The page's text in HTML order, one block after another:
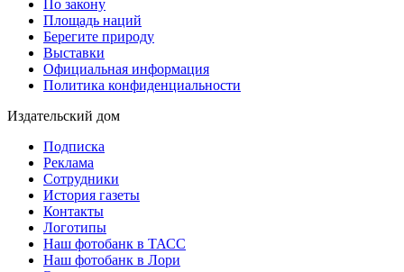
По закону
Площадь наций
Берегите природу
Выставки
Официальная информация
Политика конфиденциальности
Издательский дом
Подписка
Реклама
Сотрудники
История газеты
Контакты
Логотипы
Наш фотобанк в ТАСС
Наш фотобанк в Лори